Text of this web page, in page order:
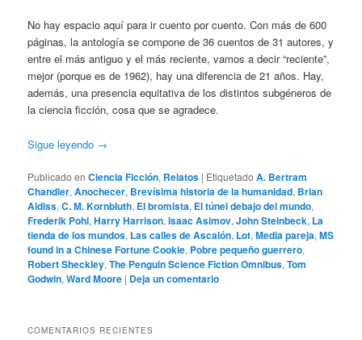
No hay espacio aquí para ir cuento por cuento. Con más de 600
páginas, la antología se compone de 36 cuentos de 31 autores, y
entre el más antiguo y el más reciente, vamos a decir “reciente”,
mejor (porque es de 1962), hay una diferencia de 21 años. Hay,
además, una presencia equitativa de los distintos subgéneros de
la ciencia ficción, cosa que se agradece.
Sigue leyendo →
Publicado en Ciencia Ficción, Relatos | Etiquetado A. Bertram
Chandler,Anochecer, Brevísima historia de la humanidad, Brian
Aldiss,C. M. Kornbluth, El bromista, El túnel debajo del mundo,
Frederik Pohl,Harry Harrison,Isaac Asimov,John Steinbeck, La
tienda de los mundos, Las calles de Ascalón, Lot,Media pareja,MS
found in a Chinese Fortune Cookie, Pobre pequeño guerrero,
Robert Sheckley,The Penguin Science Fiction Omnibus,Tom
Godwin,Ward Moore | Deja un comentario
COMENTARIOS RECIENTES